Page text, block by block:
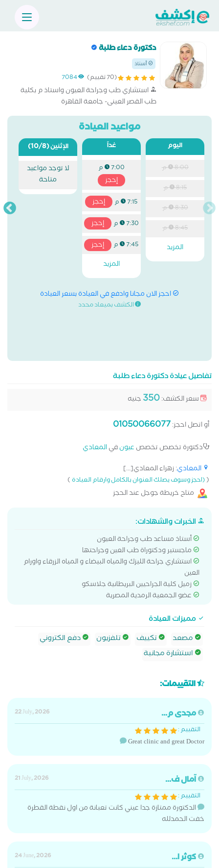
دكتورة دعاء طلبة
أستاذ
(70 تقييم) 7084
استشاري طب وجراحة العيون واستاذ م بكلية
طب القصر العينى- جامعة القاهرة
مواعيد العيادة
اليوم
8:00 م
8:15 م
8:30 م
8:45 م
المزيد
غداً
7:00 م
إحجز
7:15 م إحجز
7:30 م إحجز
7:45 م
إحجز
المزيد
الإثنين(10/8)
لا توجد مواعيد
متاحة
احجز الان مجانا وادفع في العيادة بسعر العيادة
الكشف بميعاد محدد
تفاصيل عيادة دكتورة دعاء طلبة
سعر الكشف:350 جنيه
أو اتصل احجز:01050066077
دكتورة تخصص تخصص عيونفيالمعادي
المعادي: زهراء المعادي[...]
((احجز وسوف يصلك العنوان بالكامل وارقام العيادة)
متاح خريطة جوجل عند الحجز
الخبرات والشهادات:
أستاذ مساعد طب وجراحة العيون
ماجستير ودكتوراة طب العين وجراحتها
استشاري جراحة الليزك والمياه البيضاء و المياه الزرقاء واورام
العين
زميل كلية الجراحيين البريطانية جلاسكو
عضو الجمعية الرمدية المصرية
مميزات العيادة
مصعد
تكييف تلفزيون
دفع الكتروني
استشارة مجانية
التقييمات:
مجدى م...
22 July, 2026
التقييم :
Great clinic and great Doctor
آمال ف...
21 July, 2026
التقييم :
الدكتورة ممتازة جدا عيني كانت تعبانة من اول نقطة القطرة
خفت الحمدلله
كوثر ا...
24 June, 2026